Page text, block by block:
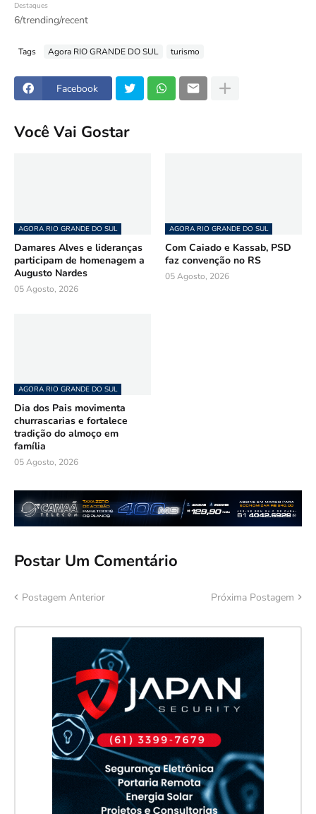
Destaques
6/trending/recent
Tags Agora RIO GRANDE DO SUL turismo
Facebook
Você Vai Gostar
AGORA RIO GRANDE DO SUL
Damares Alves e lideranças
participam de homenagem a
Augusto Nardes
05 Agosto, 2026
AGORA RIO GRANDE DO SUL
Com Caiado e Kassab, PSD
faz convenção no RS
05 Agosto, 2026
AGORA RIO GRANDE DO SUL
Dia dos Pais movimenta
churrascarias e fortalece
tradição do almoço em
família
05 Agosto, 2026
Postar Um Comentário
Postagem Anterior Próxima Postagem